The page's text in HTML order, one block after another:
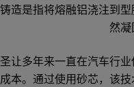
铸造是指将熔融铝浇注到
然凝
圣让多年来一直在汽车行
成本。通过使用砂芯，该技